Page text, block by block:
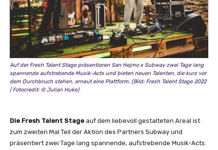
Auf der Fresh Talent Stage präsentieren San Hejmo x Subway zwei Tage lang
spannende aufstrebende Musik-Acts und bieten neuen Talenten, die kurz vor
dem Durchbruch stehen, erneut eine Plattform. (Bild: Fresh Talent Stage 2022
| Fotocredit: © Julian Huke)
Die Fresh Talent Stage auf dem liebevoll gestalteten Areal ist
zum zweiten Mal Teil der Aktion des Partners Subway und
präsentiert zwei Tage lang spannende, aufstrebende Musik-Acts.